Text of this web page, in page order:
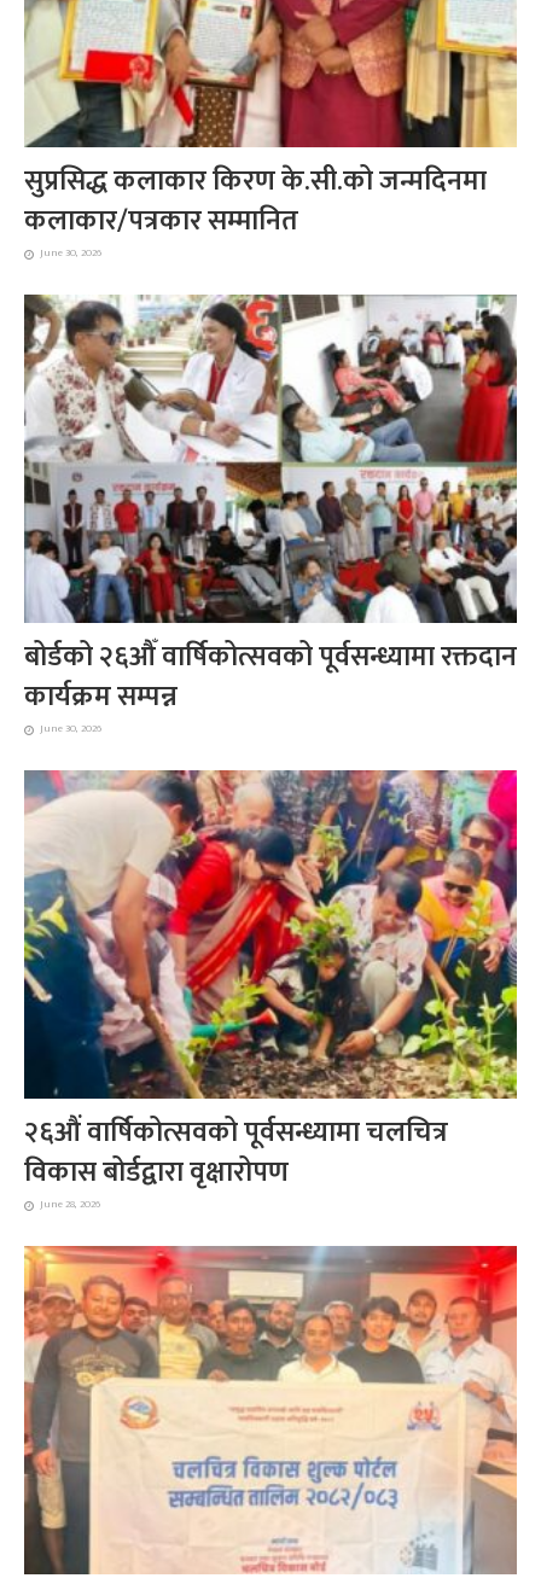
सुप्रसिद्ध कलाकार किरण के.सी.को जन्मदिनमा
कलाकार/पत्रकार सम्मानित
June 30, 2026
बोर्डको २६औँ वार्षिकोत्सवको पूर्वसन्ध्यामा रक्तदान
कार्यक्रम सम्पन्न
June 30, 2026
२६औं वार्षिकोत्सवको पूर्वसन्ध्यामा चलचित्र
विकास बोर्डद्वारा वृक्षारोपण
June 28, 2026